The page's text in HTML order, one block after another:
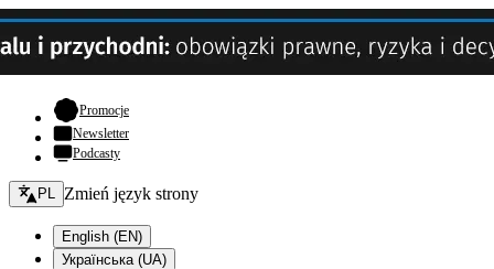
Promocje- otwiera się w nowej karcie
Newsletter
Podcasty
Zmień język - bieżący:
PL Zmień język strony
English (EN)
Українська (UA)